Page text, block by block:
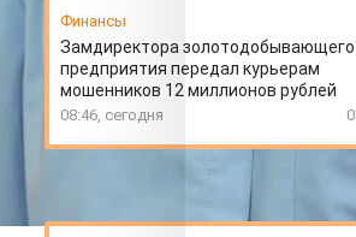
Финансы
Замдиректора золотодобывающего
предприятия передал курьерам
мошенников 12 миллионов рублей
08:46, сегодня 0